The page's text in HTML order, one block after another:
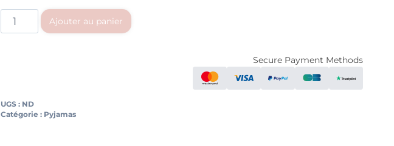
Ajouter au panier
Secure Payment Methods
UGS : ND
Catégorie : Pyjamas